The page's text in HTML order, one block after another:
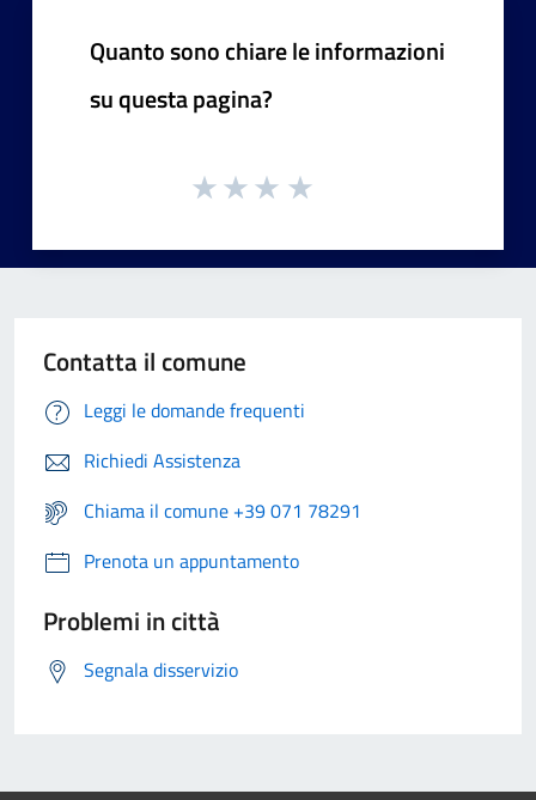
Quanto sono chiare le informazioni
su questa pagina?
Contatta il comune
Leggi le domande frequenti
Richiedi Assistenza
Chiama il comune +39 071 78291
Prenota un appuntamento
Problemi in città
Segnala disservizio